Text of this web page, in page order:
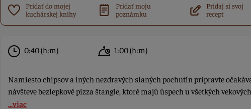
Pridať do mojej
kuchárskej knihy
Pridať moju
poznámku
Pridaj si svoj
recept
0:40(h:m) 1:00(h:m)
Namiesto chipsov a iných nezdravých slaných pochutín pripravte
návšteve bezlepkové pizza štangle, ktoré majú úspech u všetkých
...viac